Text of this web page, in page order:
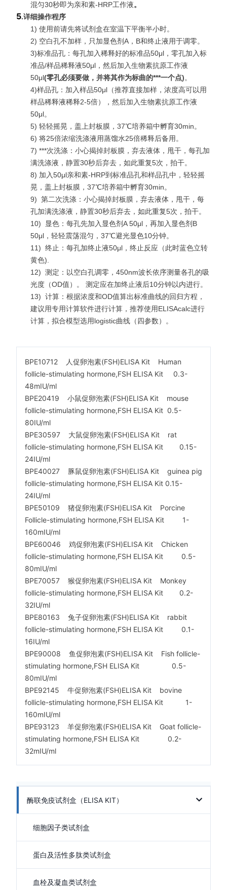
混匀30秒即为亲和素-HRP工作液。
5.详细操作程序
1) 使用前请先将试剂盒在室温下平衡半小时。
2) 空白孔不加样，只加显色剂A，B和终止液用于调零。
3)标准品孔：每孔加入稀释好的标准品50μl，零孔加入标
准品/样品稀释液50μl，然后加入生物素抗原工作液
50μl(零孔必须要做，并将其作为标曲的***一个点)。
4)样品孔：加入样品50μl（推荐直接加样，浓度高可以用
样品稀释液稀释2-5倍），然后加入生物素抗原工作液
50μl。
5) 轻轻摇晃，盖上封板膜，37℃培养箱中孵育30min。
6) 将25倍浓缩洗涤液用蒸馏水25倍稀释后备用。
7) ***次洗涤：小心揭掉封板膜，弃去液体，甩干，每孔加
满洗涤液，静置30秒后弃去，如此重复5次，拍干。
8) 加入50μl亲和素-HRP到标准品孔和样品孔中，轻轻摇
晃，盖上封板膜，37℃培养箱中孵育30min。
9) 第二次洗涤：小心揭掉封板膜，弃去液体，甩干，每
孔加满洗涤液，静置30秒后弃去，如此重复5次，拍干。
10)
显色：每孔先加入显色剂A 50μl，再加入显色剂B
50μl，轻轻震荡混匀，37℃避光显色10分钟。
11) 终止：每孔加终止液50μl，终止反应（此时蓝色立转
黄色).
12) 测定：以空白孔调零，450nm波长依序测量各孔的吸
光度（OD值）。 测定应在加终止液后10分钟以内进行。
13) 计算：根据浓度和OD值算出标准曲线的回归方程，
建议用专用计算软件进行计算，推荐使用ELISAcalc进行
计算，拟合模型选用logistic曲线（四参数）。
BPE10712 人促卵泡素(FSH)ELISA Kit Human
follicle-stimulating hormone,FSH ELISA Kit 0.3-
48mIU/ml
BPE20419 小鼠促卵泡素(FSH)ELISA Kit mouse
follicle-stimulating hormone,FSH ELISA Kit 0.5-
80IU/ml
BPE30597 大鼠促卵泡素(FSH)ELISA Kit rat
follicle-stimulating hormone,FSH ELISA Kit 0.15-
24IU/ml
BPE40027 豚鼠促卵泡素(FSH)ELISA Kit guinea pig
follicle-stimulating hormone,FSH ELISA Kit 0.15-
24IU/ml
BPE50109 猪促卵泡素(FSH)ELISA Kit Porcine
Follicle-stimulating hormone,FSH ELISA Kit 1-
160mIU/ml
BPE60046 鸡促卵泡素(FSH)ELISA Kit Chicken
follicle-stimulating hormone,FSH ELISA Kit 0.5-
80mIU/ml
BPE70057 猴促卵泡素(FSH)ELISA Kit Monkey
follicle-stimulating hormone,FSH ELISA Kit 0.2-
32IU/ml
BPE80163 兔子促卵泡素(FSH)ELISA Kit rabbit
follicle-stimulating hormone,FSH ELISA Kit 0.1-
16IU/ml
BPE90008 鱼促卵泡素(FSH)ELISA Kit Fish follicle-
stimulating hormone,FSH ELISA Kit 0.5-
80mIU/ml
BPE92145 牛促卵泡素(FSH)ELISA Kit bovine
follicle-stimulating hormone,FSH ELISA Kit 1-
160mIU/ml
BPE93123 羊促卵泡素(FSH)ELISA Kit Goat follicle-
stimulating hormone,FSH ELISA Kit 0.2-
32mIU/ml
酶联免疫试剂盒（ELISA KIT）
细胞因子类试剂盒
蛋白及活性多肽类试剂盒
血栓及凝血类试剂盒